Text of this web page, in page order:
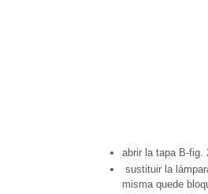
abrir la tapa B-fig.
sustituir la
misma quede